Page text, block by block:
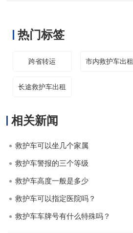
热门标签
跨省转运 市内救护车出租
长途救护车出租
相关新闻
救护车可以坐几个家属
救护车警报的三个等级
救护车高度一般是多少
救护车可以指定医院吗？
救护车车牌号有什么特殊吗？